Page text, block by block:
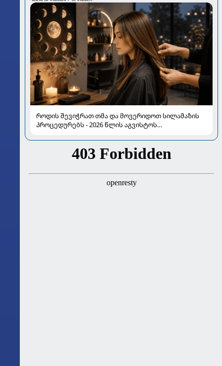
როდის შევიჭრათ თმა და მოვერიდოთ სილამაზის
პროცედურებს - 2026 წლის აგვისტოს